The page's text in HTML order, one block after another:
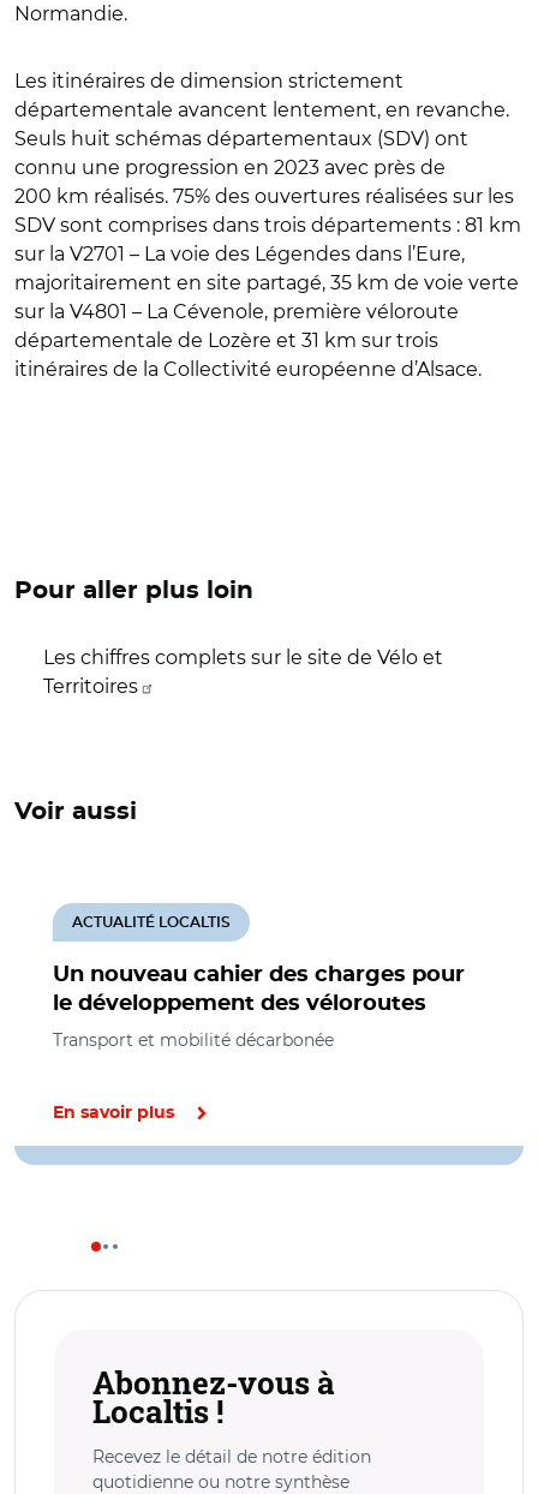
Normandie.
Les itinéraires de dimension strictement
départementale avancent lentement, en revanche.
Seuls huit schémas départementaux (SDV) ont
connu une progression en 2023 avec près de
200 km réalisés. 75% des ouvertures réalisées sur les
SDV sont comprises dans trois départements : 81 km
sur la V2701 – La voie des Légendes dans l’Eure,
majoritairement en site partagé, 35 km de voie verte
sur la V4801 – La Cévenole, première véloroute
départementale de Lozère et 31 km sur trois
itinéraires de la Collectivité européenne d’Alsace.
Pour aller plus loin
Les chiffres complets sur le site de Vélo et
Territoires
Voir aussi
Un nouveau cahier des charges pour
le développement des véloroutes
ACTUALITÉ LOCALTIS
Transport et mobilité décarbonée
En savoir plus
Abonnez-vous à
Localtis !
Recevez le détail de notre édition
quotidienne ou notre synthèse